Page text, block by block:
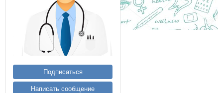
Подписаться
Написать сообщение